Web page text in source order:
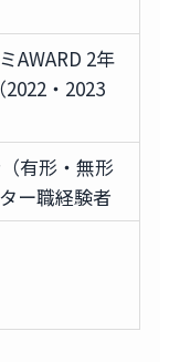
AWARD 2年
・2023
有形・無形
ー職経験者